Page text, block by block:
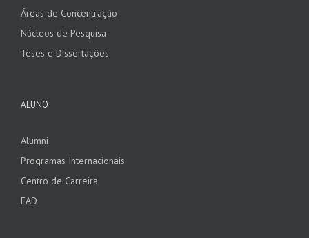
Áreas de Concentração
Núcleos de Pesquisa
Teses e Dissertações
ALUNO
Alumni
Programas Internacionais
Centro de Carreira
EAD